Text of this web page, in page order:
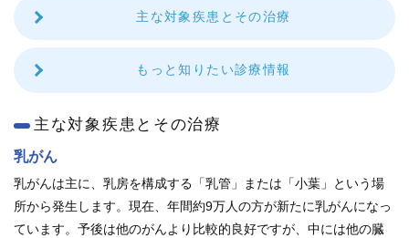
TEL.092-642-5163 （時間外受付）
初 診／8：30～11：00
8：20～17：00（窓口受付）
※九州大学病院は敷地内全面禁煙です
病院案内図
主な対象疾患とその治療
もっと知りたい診療情報
主な対象疾患とその治療
乳がん
乳がんは主に、乳房を構成する「乳管」または「小葉」という場
所から発生します。現在、年間約9万人の方が新たに乳がんになっ
ています。予後は他のがんより比較的良好ですが、中には他の臓